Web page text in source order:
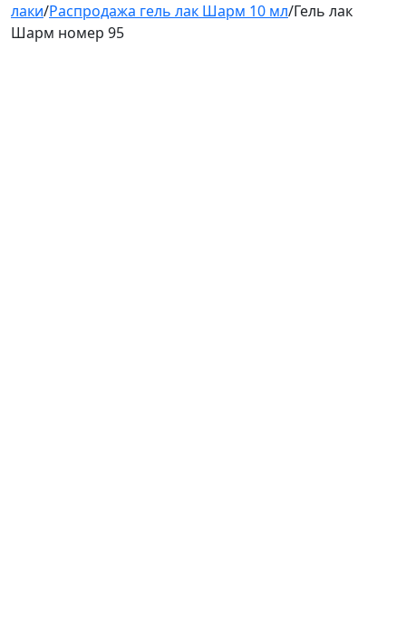
лаки/Распродажа гель лак Шарм 10 мл/Гель лак
Шарм номер 95